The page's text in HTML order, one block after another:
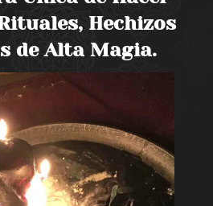
Hechizos
de Alta Magia.